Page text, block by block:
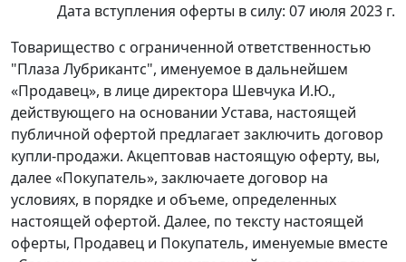
Дата вступления оферты в силу: 07 июля 2023 г.
Товарищество с ограниченной ответственностью
"Плаза Лубрикантс", именуемое в дальнейшем
«Продавец», в лице директора Шевчука И.Ю.,
действующего на основании Устава, настоящей
публичной офертой предлагает заключить договор
купли-продажи. Акцептовав настоящую оферту, вы,
далее «Покупатель», заключаете договор на
условиях, в порядке и объеме, определенных
настоящей офертой. Далее, по тексту настоящей
оферты, Продавец и Покупатель, именуемые вместе